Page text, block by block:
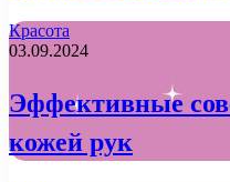
Красота
03.09.2024
Эффективные
кожей рук